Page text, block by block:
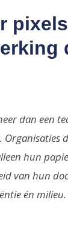
dan een
hun
van hun
én milieu.